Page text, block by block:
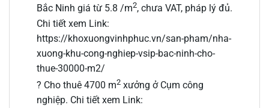
Bắc Ninh giá từ 5.8 /m2, chưa VAT, pháp lý đủ.
Chi tiết xem Link:
https://khoxuongvinhphuc.vn/san-pham/nha-
xuong-khu-cong-nghiep-vsip-bac-ninh-cho-
thue-30000-m2/
? Cho thuê 4700 m2 xưởng ở Cụm công
nghiệp. Chi tiết xem Link: